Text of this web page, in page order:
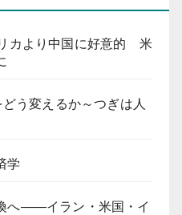
カより中国に好意的 米
う変えるか～つぎは人
学
へ――イラン・米国・イ